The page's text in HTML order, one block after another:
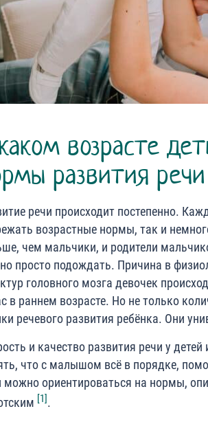
возрасте
развития речи
речи происходит постепенно.
возрастные нормы, так и
чем мальчики, и родители
просто подождать. Причина в
головного мозга девочек
в раннем возрасте. Но не только
речевого развития ребёнка. Они
и качество развития речи у
что с малышом всё в порядке,
можно ориентироваться на нормы,
[1].